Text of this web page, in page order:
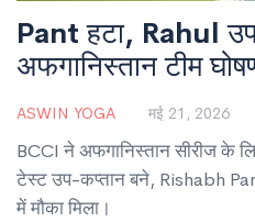
Pant हटा, Rahul
अफगानिस्तान टीम
ASWIN YOGA मई 21, 2026
BCCI ने अफगानिस्तान सीरीज के
टेस्ट उप-कप्तान बने, Rishabh
में मौका मिला।